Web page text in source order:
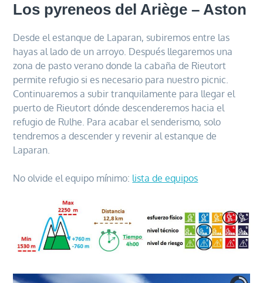
Los pyreneos del Ariège – Aston
Desde el estanque de Laparan, subiremos entre las
hayas al lado de un arroyo. Después llegaremos una
zona de pasto verano donde la cabaña de Rieutort
permite refugio si es necesario para nuestro picnic.
Continuaremos a subir tranquilamente para llegar el
puerto de Rieutort dónde descenderemos hacia el
refugio de Rulhe. Para acabar el senderismo, solo
tendremos a descender y revenir al estanque de
Laparan.
No olvide el equipo mínimo: lista de equipos